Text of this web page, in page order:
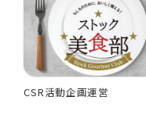
CSR活動企画運営